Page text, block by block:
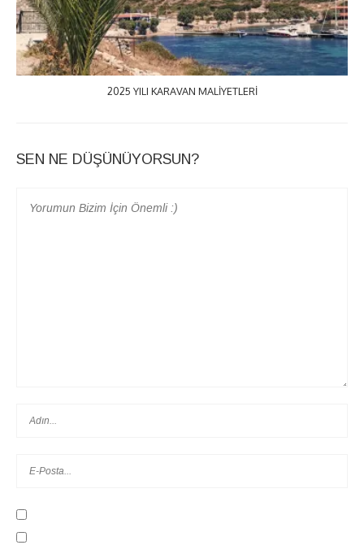
2025 YILI KARAVAN MALIYETLERI
SEN NE DÜŞÜNÜYORSUN?